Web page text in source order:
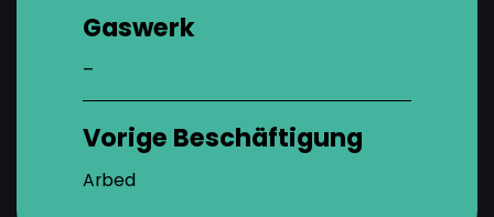
Gaswerk
–
Vorige Beschäftigung
Arbed